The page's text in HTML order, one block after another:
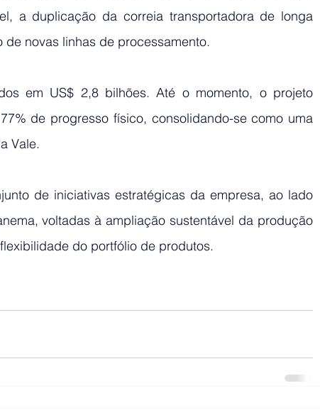
a duplicação da correia transportadora de longa
novas linhas de processamento.
em US$ 2,8 bilhões. Até o momento, o projeto
de progresso físico, consolidando-se como uma
Vale.
de iniciativas estratégicas da empresa, ao lado
voltadas à ampliação sustentável da produção
do portfólio de produtos.